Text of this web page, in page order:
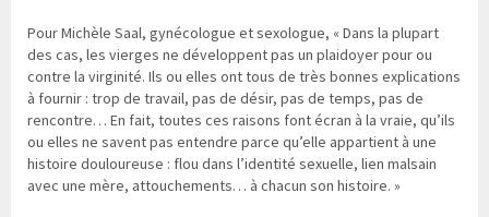
Pour Michèle Saal, gynécologue et sexologue, « Dans la plupart
des cas, les vierges ne développent pas un plaidoyer pour ou
contre la virginité. Ils ou elles ont tous de très bonnes explications
à fournir : trop de travail, pas de désir, pas de temps, pas de
rencontre… En fait, toutes ces raisons font écran à la vraie, qu’ils
ou elles ne savent pas entendre parce qu’elle appartient à une
histoire douloureuse : flou dans l’identité sexuelle, lien malsain
avec une mère, attouchements… à chacun son histoire. »